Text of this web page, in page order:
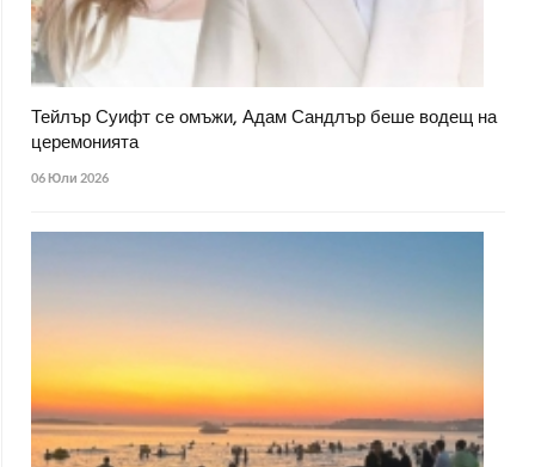
Тейлър Суифт се омъжи, Адам Сандлър беше водещ на
церемонията
06 Юли 2026